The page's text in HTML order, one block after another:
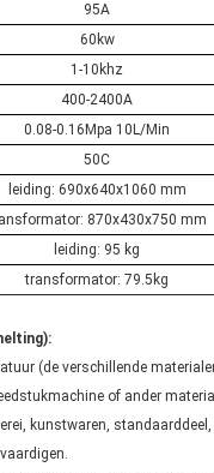
95A
60kw
1-10khz
400-2400A
0.08-0.16Mpa 10L/Min
50C
leiding: 690x640x1060 mm
870x430x750 mm
leiding: 95 kg
transformator: 79.5kg
(de verschillende
of ander
kunstwaren,